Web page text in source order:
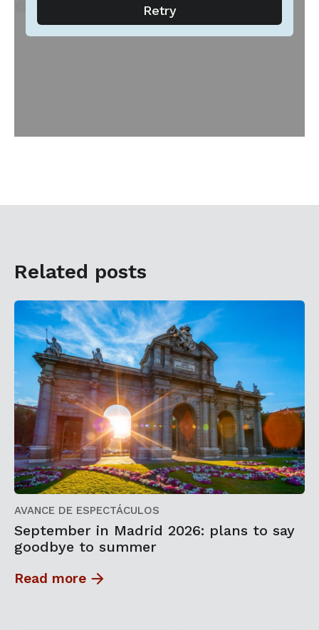
Related posts
AVANCE DE ESPECTÁCULOS
September in Madrid 2026: plans to say
goodbye to summer
Read more